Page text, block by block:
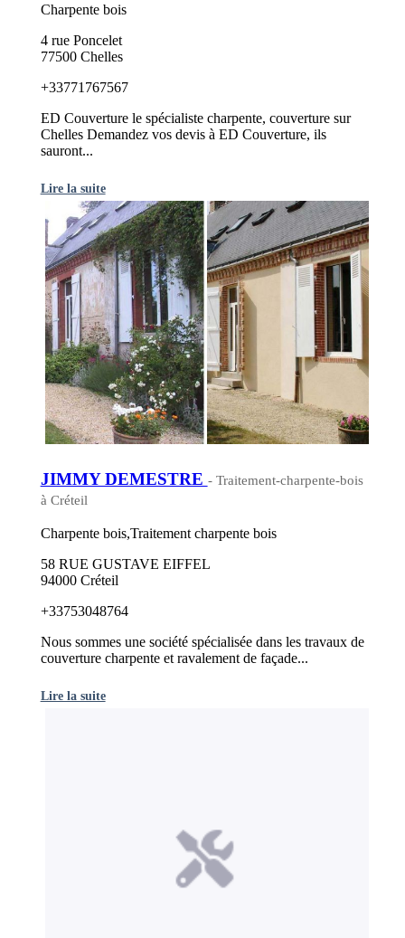
Charpente bois
4 rue Poncelet
77500 Chelles
+33771767567
ED Couverture le spécialiste charpente, couverture sur
Chelles Demandez vos devis à ED Couverture, ils
sauront...
Lire la suite
JIMMY DEMESTRE - Traitement-charpente-bois
à Créteil
Charpente bois,Traitement charpente bois
58 RUE GUSTAVE EIFFEL
94000 Créteil
+33753048764
Nous sommes une société spécialisée dans les travaux de
couverture charpente et ravalement de façade...
Lire la suite